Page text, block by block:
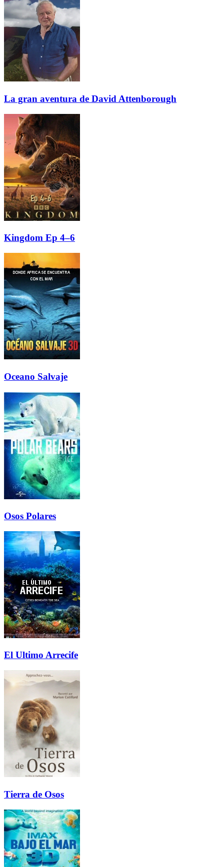
La gran aventura de David Attenborough
Kingdom Ep 4–6
Oceano Salvaje
Osos Polares
El Ultimo Arrecife
Tierra de Osos